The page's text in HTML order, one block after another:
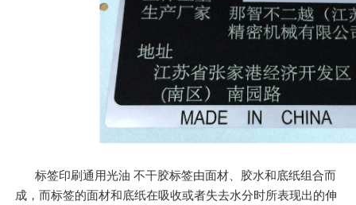
标签印刷通用光油 不干胶标签由面材、胶水和底纸组合而
成，而标签的面材和底纸在吸收或者失去水分时所表现出的伸